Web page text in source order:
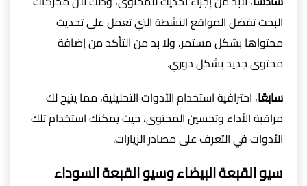
البحث تفضل المواقع النشطة التي تعمل على تحديث
محتواها بشكل مستمر، ولا بد من التأكد من إضافة
محتوى جديد بشكل دوري.
سابعًا، احترافية استخدام الأدوات التحليلية، مما يتيح لك
مراقبة الأداء وتحسين المحتوى، حيث يمكنك استخدام تلك
الأدوات في التعرف على مصادر الزيارات.
سيو القبعة البيضاء وسيو القبعة السوداء